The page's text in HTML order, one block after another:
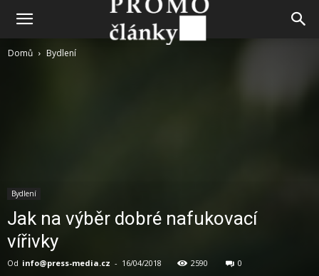
Domů Bydlení
Bydlení
Jak na výběr dobré nafukovací
vířivky
Od info@press-media.cz - 16/04/2018 2590 0